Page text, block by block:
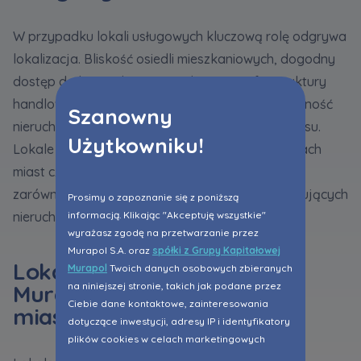
Szanowny
Użytkowniku!
Prosimy o zapoznanie się z poniższą
informacją. Klikając "Akceptuję wszystkie"
wyrażasz zgodę na przetwarzanie przez
Murapol S.A. oraz spółki z Grupy Kapitałowej
Murapol Twoich danych osobowych zbieranych
na niniejszej stronie, takich jak podane przez
Ciebie dane kontaktowe, zainteresowania
dotyczące inwestycji, adresy IP i identyfikatory
plików cookies w celach marketingowych
W przypadku lokali usługowych kluczową rolę odgrywa
lokalizacja. Bliskość osiedli mieszkaniowych, dogodny
dostęp do komunikacji oraz obecność infrastruktury
handlowo-usługowej mogą wpływać na atrakcyjność
nieruchomości z perspektywy prowadzenia biznesu.
Lokale zlokalizowane w rozwijających się częściach
miast często stanowią interesującą propozycję
zarówno dla przedsiębiorców, jak i osób poszukujących
nieruchomości o potencjale inwestycyjnym.
Lokale usługowe Grupy
Murapol w wybranych
miastach